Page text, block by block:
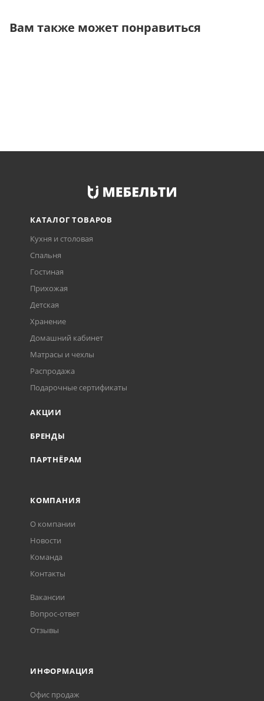
Вам также может понравиться
КАТАЛОГ ТОВАРОВ
Кухня и столовая
Спальня
Гостиная
Прихожая
Детская
Хранение
Домашний кабинет
Матрасы и чехлы
Распродажа
Подарочные сертификаты
АКЦИИ
БРЕНДЫ
ПАРТНЁРАМ
КОМПАНИЯ
О компании
Новости
Команда
Контакты
Вакансии
Вопрос-ответ
Отзывы
ИНФОРМАЦИЯ
Офис продаж